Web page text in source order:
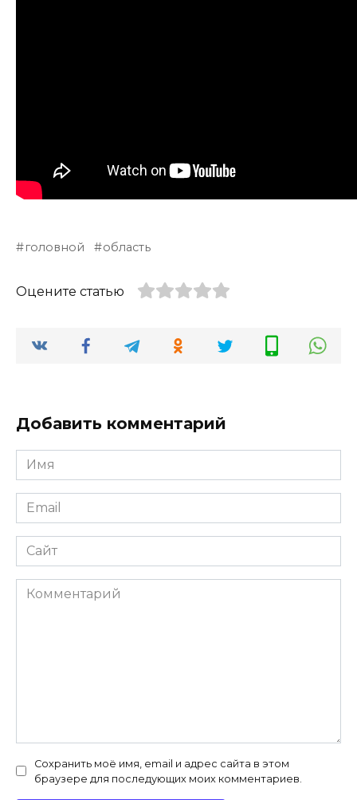
головной область
Оцените статью
Добавить комментарий
Имя
*
Email
*
Сайт
Комментарий
Сохранить моё имя, email и адрес сайта в этом
браузере для последующих моих комментариев.